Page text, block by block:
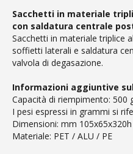
Sacchetti in materiale
con saldatura centrale
Sacchetti in materiale triplice
soffietti laterali e saldatura
valvola di degasazione.
Informazioni aggiuntive
Capacità di riempimento: 500
I pesi espressi in grammi si
Dimensioni: mm 105x65x320h
Materiale: PET / ALU / PE